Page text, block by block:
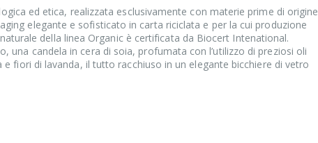
ed etica, realizzata esclusivamente con materie prime di origine
elegante e sofisticato in carta riciclata e per la cui produzione
della linea Organic è certificata da Biocert Intenational.
una candela in cera di soia, profumata con l’utilizzo di preziosi oli
fiori di lavanda, il tutto racchiuso in un elegante bicchiere di vetro